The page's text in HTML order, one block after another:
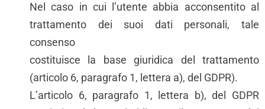
Nel caso in cui l’utente abbia acconsentito al
trattamento dei suoi dati personali, tale
consenso
costituisce la base giuridica del trattamento
(articolo 6, paragrafo 1, lettera a), del GDPR).
L’articolo 6, paragrafo 1, lettera b), del GDPR